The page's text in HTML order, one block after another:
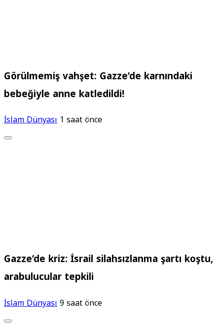
Görülmemiş vahşet: Gazze’de karnındaki
bebeğiyle anne katledildi!
İslam Dünyası 1 saat önce
Gazze’de kriz: İsrail silahsızlanma şartı koştu,
arabulucular tepkili
İslam Dünyası9 saat önce